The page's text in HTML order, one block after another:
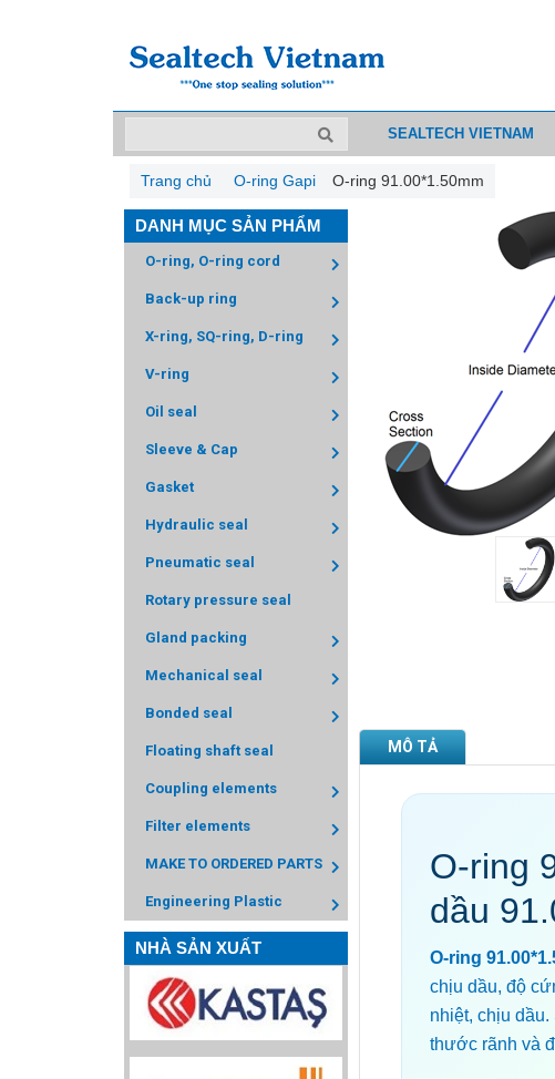
SEALTECH VIETNAM
Trang chủ O-ring Gapi O-ring 91.00*1.50mm
DANH MỤC SẢN PHẨM
O-ring, O-ring cord
Back-up ring
X-ring, SQ-ring, D-ring
V-ring
Oil seal
Sleeve & Cap
Gasket
Hydraulic seal
Pneumatic seal
Rotary pressure seal
Gland packing
Mechanical seal
Bonded seal
Floating shaft seal
Coupling elements
Filter elements
MAKE TO ORDERED PARTS
Engineering Plastic
NHÀ SẢN XUẤT
MÔ TẢ
O-ring
dầu
O-ring
chịu dầu, độ
nhiệt, chịu dầu.
thước rãnh và